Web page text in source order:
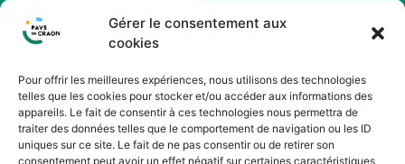
Gérer le consentement aux
cookies
Pour offrir les meilleures expériences, nous utilisons des technologies
telles que les cookies pour stocker et/ou accéder aux informations des
appareils. Le fait de consentir à ces technologies nous permettra de
traiter des données telles que le comportement de navigation ou les ID
uniques sur ce site. Le fait de ne pas consentir ou de retirer son
consentement peut avoir un effet négatif sur certaines caractéristiques
Nous contacter
Espace agent - Octime
Suivez nous !